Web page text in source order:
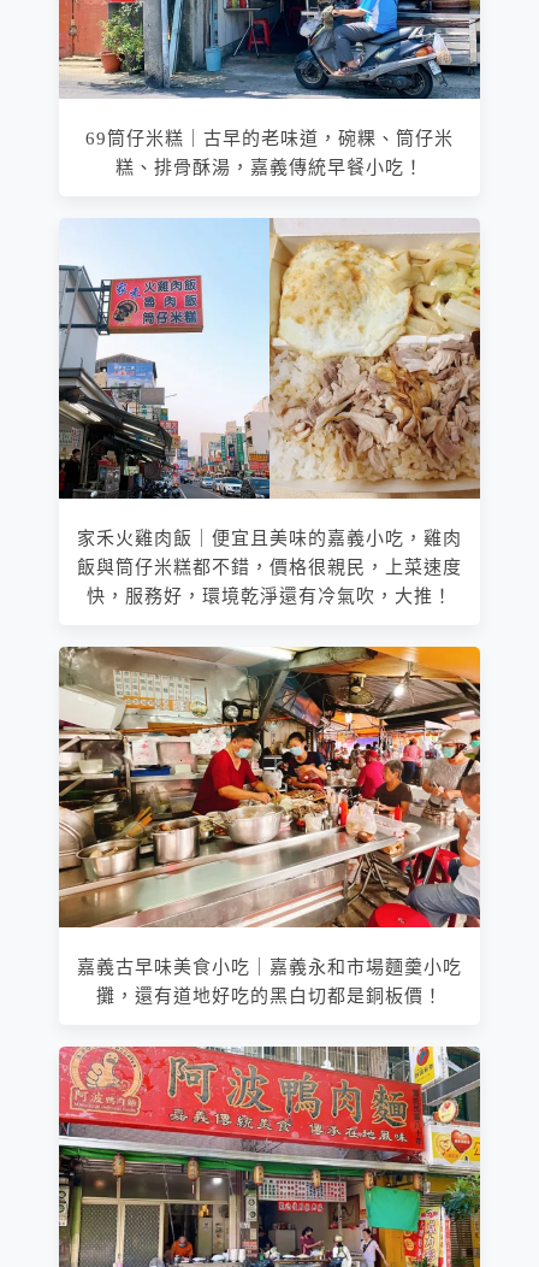
69筒仔米糕｜古早的老味道，碗粿、筒仔米
糕、排骨酥湯，嘉義傳統早餐小吃！
家禾火雞肉飯｜便宜且美味的嘉義小吃，雞肉
飯與筒仔米糕都不錯，價格很親民，上菜速度
快，服務好，環境乾淨還有冷氣吹，大推！
嘉義古早味美食小吃｜嘉義永和市場麵羹小吃
攤，還有道地好吃的黑白切都是銅板價！